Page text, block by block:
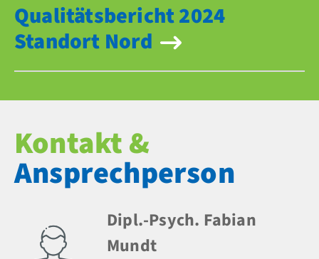
Qualitätsbericht 2024
Standort Nord
Kontakt &
Ansprechperson
Dipl.-Psych. Fabian
Mundt